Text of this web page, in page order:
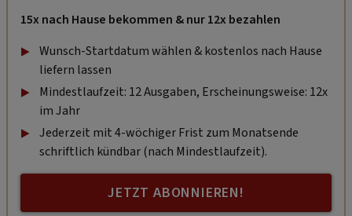
15x nach Hause bekommen & nur 12x bezahlen
Wunsch-Startdatum wählen & kostenlos nach Hause
liefern lassen
Mindestlaufzeit: 12 Ausgaben, Erscheinungsweise: 12x
im Jahr
Jederzeit mit 4-wöchiger Frist zum Monatsende
schriftlich kündbar (nach Mindestlaufzeit).
JETZT ABONNIEREN!